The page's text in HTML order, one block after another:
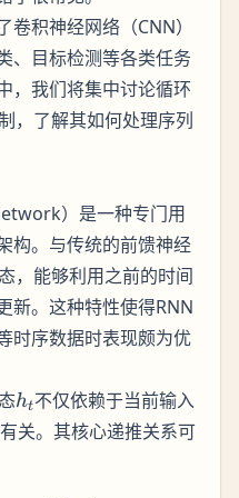
积神经网络（CNN）
、目标检测等各类任务
，我们将集中讨论循环
，了解其如何处理序列
）是一种专门用
构。与传统的前馈神经
，能够利用之前的时间
新。这种特性使得RNN
时序数据时表现颇为优
h_t
ht不仅依赖于当前输入
有关。其核心递推关系可